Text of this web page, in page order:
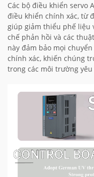
Các bộ điều khiển servo
điều khiển chính xác, từ
giúp giảm thiểu phế liệu
chế phản hồi và các
này đảm bảo mọi
chính xác, khiến chúng
trong các môi trường